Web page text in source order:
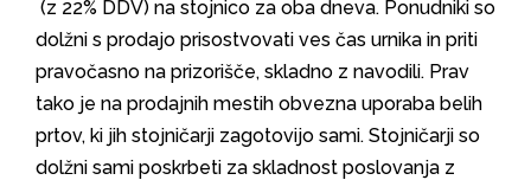
(z 22% DDV) na stojnico za oba dneva. Ponudniki so
dolžni s prodajo prisostvovati ves čas urnika in priti
pravočasno na prizorišče, skladno z navodili. Prav
tako je na prodajnih mestih obvezna uporaba belih
prtov, ki jih stojničarji zagotovijo sami. Stojničarji so
dolžni sami poskrbeti za skladnost poslovanja z